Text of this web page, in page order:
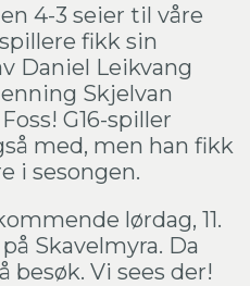
4-3 seier til våre
fikk sin
Daniel Leikvang
Skjelvan
G16-spiller
med, men han fikk
i sesongen.
lørdag, 11.
Skavelmyra. Da
besøk. Vi sees der!